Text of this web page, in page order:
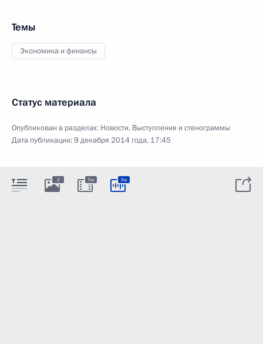
Темы
Экономика и финансы
Статус материала
Опубликован в разделах: Новости, Выступления и стенограммы
Дата публикации:9 декабря 2014 года, 17:45
2 5м 5м